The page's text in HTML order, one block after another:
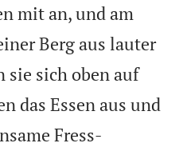
mit an, und am
Berg aus lauter
sie sich oben auf
das Essen aus und
Fress-